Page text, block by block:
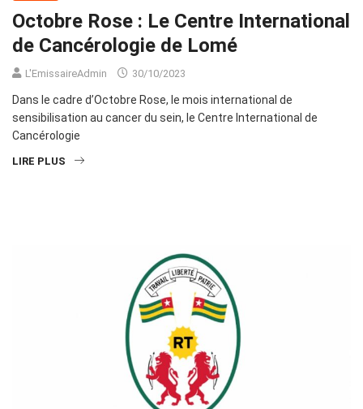
Octobre Rose : Le Centre International
de Cancérologie de Lomé
L'EmissaireAdmin 30/10/2023
Dans le cadre d’Octobre Rose, le mois international de
sensibilisation au cancer du sein, le Centre International de
Cancérologie
LIRE PLUS